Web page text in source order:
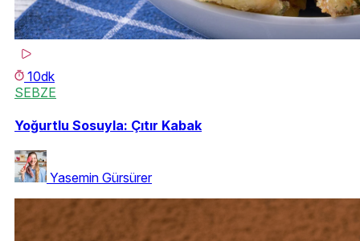
10dk
SEBZE
Yoğurtlu Sosuyla: Çıtır Kabak
Yasemin Gürsürer